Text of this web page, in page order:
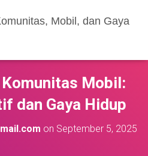
Mobil, dan Gaya
Mobil:
dan Gaya Hidup
on September 5, 2025